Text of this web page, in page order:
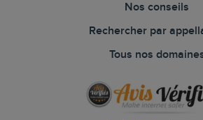
Nos conseils
Rechercher par
Tous nos